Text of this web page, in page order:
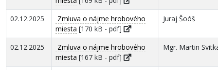
02.12.2025
Zmluva o nájme hrobového
miesta [170 kB - pdf]
Juraj Šoóš
02.12.2025
Zmluva o nájme hrobového
miesta [167 kB - pdf]
Mgr. Martin